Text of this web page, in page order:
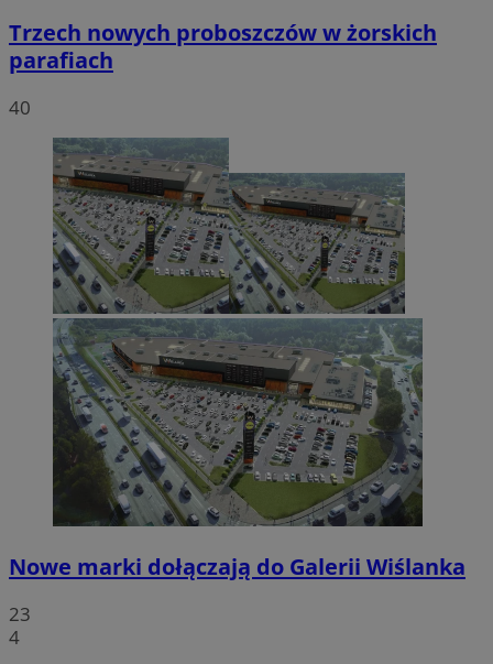
Trzech nowych proboszczów w żorskich
parafiach
40
Nowe marki dołączają do Galerii Wiślanka
23
4